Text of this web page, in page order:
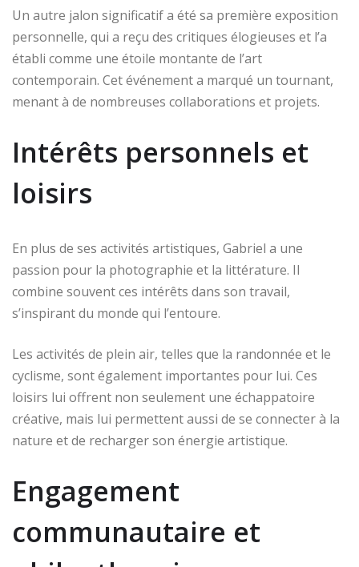
Un autre jalon significatif a été sa première exposition
personnelle, qui a reçu des critiques élogieuses et l’a
établi comme une étoile montante de l’art
contemporain. Cet événement a marqué un tournant,
menant à de nombreuses collaborations et projets.
Intérêts personnels et
loisirs
En plus de ses activités artistiques, Gabriel a une
passion pour la photographie et la littérature. Il
combine souvent ces intérêts dans son travail,
s’inspirant du monde qui l’entoure.
Les activités de plein air, telles que la randonnée et le
cyclisme, sont également importantes pour lui. Ces
loisirs lui offrent non seulement une échappatoire
créative, mais lui permettent aussi de se connecter à la
nature et de recharger son énergie artistique.
Engagement
communautaire et